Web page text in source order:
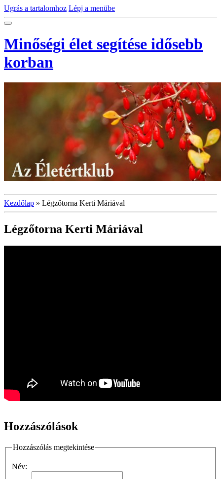
Ugrás a tartalomhoz Lépj a menübe
Minőségi élet segítése idősebb
korban
Kezdőlap » Légzőtorna Kerti Máriával
Légzőtorna Kerti Máriával
Hozzászólások
Hozzászólás megtekintése
Név: